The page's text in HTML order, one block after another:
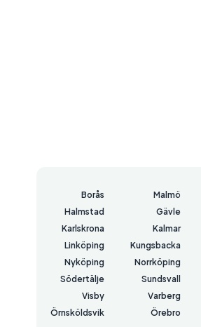
Malmö
Borås
Gävle
Halmstad
Kalmar
Karlskrona
Kungsbacka
Linköping
Norrköping
Nyköping
Sundsvall
Södertälje
Varberg
Visby
Örebro
Örnsköldsvik